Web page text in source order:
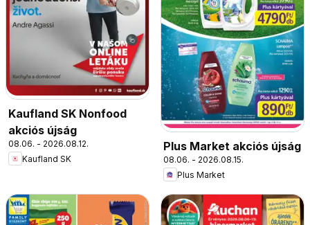
Kaufland SK Nonfood
akciós újság
08.06. - 2026.08.12.
Kaufland SK
Plus Market akciós újság
08.06. - 2026.08.15.
Plus Market